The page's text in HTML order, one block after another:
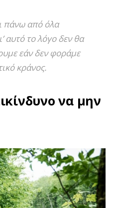
πάνω από όλα
αυτό το λόγο δεν θα
εάν δεν φοράμε
κράνος.
να μην